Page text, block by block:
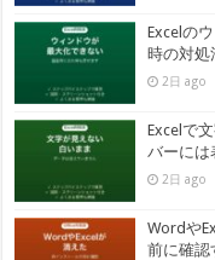
Excelの
時の対処
2日 ago
Excelで
バーには
2日 ago
Wordや
前に確認